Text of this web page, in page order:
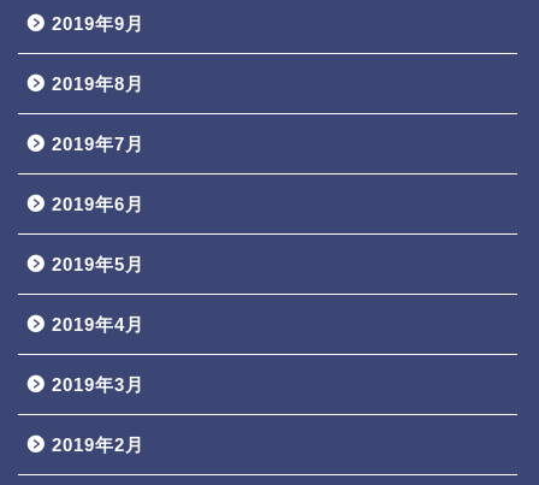
2019年9月
2019年8月
2019年7月
2019年6月
2019年5月
2019年4月
2019年3月
2019年2月